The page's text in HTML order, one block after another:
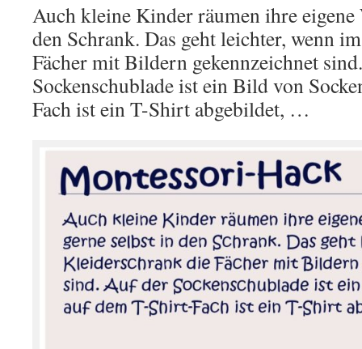
Auch kleine Kinder räumen ihre eigene
den Schrank. Das geht leichter, wenn
Fächer mit Bildern gekennzeichnet
Sockenschublade ist ein Bild von
Fach ist ein T-Shirt abgebildet, …